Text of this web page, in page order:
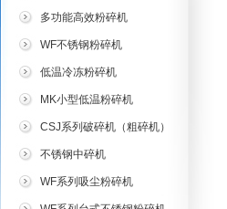
多功能高效粉碎机
WF不锈钢粉碎机
低温冷冻粉碎机
MK小型低温粉碎机
CSJ系列破碎机（粗碎机）
不锈钢中碎机
WF系列吸尘粉碎机